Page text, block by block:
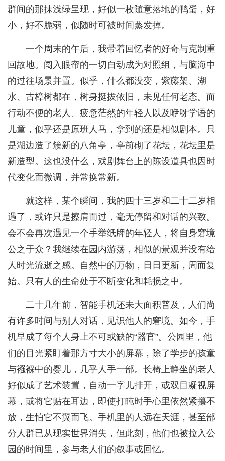
群间的那抹浅绿呈现，好似一枚随意落地的鸭蛋，好
小，好不脆弱，似随时可被时间蒸发掉。
一个周末的午后，我带着回忆者的好奇与克制重
回故地。闯入眼帘的一切自动成为对照组，与脑海中
的过往场景并置。似乎，什么都没变，紫藤架、湖
水、古樟树都在，树身挺拔依旧，未见任何老态。而
行动不便的老人、疲惫茫然的年轻人以及咿呀学语的
儿童，似乎还是原班人马，拿到的还是相似剧本。只
是湖边造了簇新的八角亭，亭前砌了花坛，花坛里是
新造型。这也没什么，戏剧舞台上的陈设道具也因时
代变化而微调，并常换常新。
就这样，某个瞬间，我的四十三岁和二十二岁相
遇了，或许只是擦肩而过，毫无停留和对话的兴致。
会不会再次遇见一个手举纸牌的年轻人，将自身窘境
公之于众？我继续在园内游荡，相似的景观并没有给
人时光流逝之感。自然中的万物，日日更新，周而复
始。只有人的生命处于不断变化和耗损之中。
二十几年前，智能手机还未大面积普及，人们尚
有许多时间与别人对话，见识他人的窘境。如今，手
机早成了每个人身上不可或缺的“器官”。公园里，他
们的目光紧盯着那方寸大小的屏幕，除了学步的孩童
与襁褓中的婴儿，几乎人手一部。长椅上静坐的老人
好似成了艺术装置，自动一字儿排开，或双目凝视屏
幕，或将它贴在耳边，即使打盹时手心里依然紧攥不
放，生怕它不翼而飞。手机里的人远在天涯，甚至部
分人群已从现实世界消失，但此刻，他们也被拉入公
园的时间里，参与老人们的叙事或回忆。